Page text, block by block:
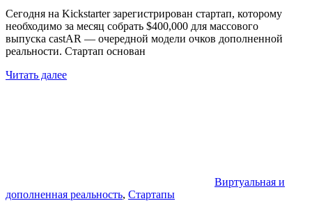
Сегодня на Kickstarter зарегистрирован стартап, которому
необходимо за месяц собрать $400,000 для массового
выпуска castAR — очередной модели очков дополненной
реальности. Стартап основан
Читать далее
Виртуальная и
дополненная реальность, Стартапы